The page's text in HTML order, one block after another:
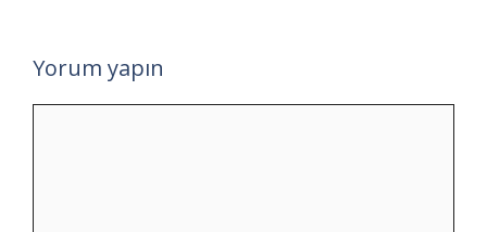
Yorum yapın